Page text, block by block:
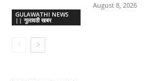
GULAWATHI NEWS
|| गुलावठी खबर
August 8, 2026